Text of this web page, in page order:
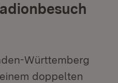
Württemberg
doppelten